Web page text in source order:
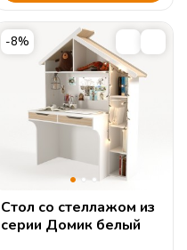
-8%
Стол со стеллажом из
серии Домик белый